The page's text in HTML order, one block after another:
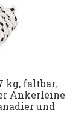
kg, faltbar,
Ankerleine
und